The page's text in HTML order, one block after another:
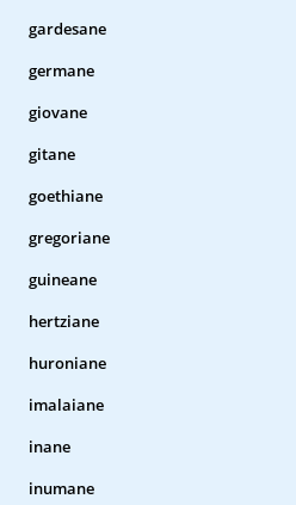
gardesane
germane
giovane
gitane
goethiane
gregoriane
guineane
hertziane
huroniane
imalaiane
inane
inumane